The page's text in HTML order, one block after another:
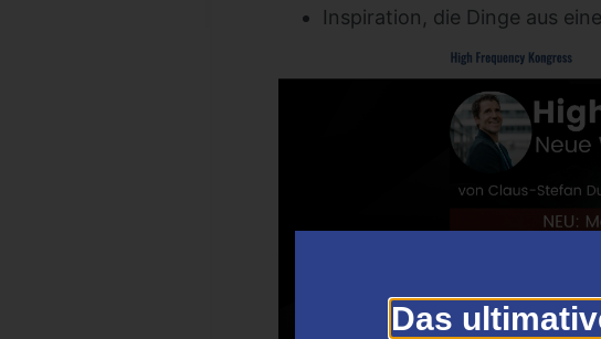
Inspiration, die Dinge aus
Das